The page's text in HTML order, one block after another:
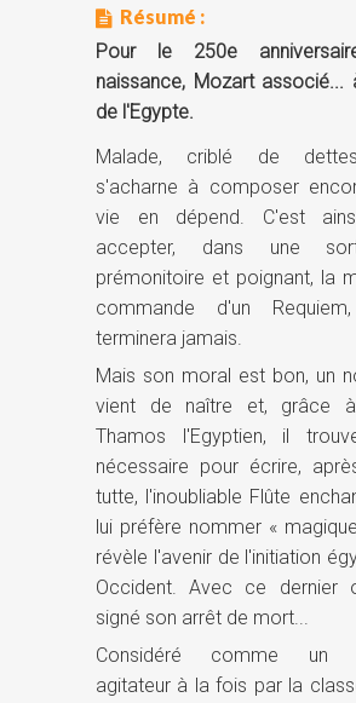
Résumé :
Pour le 250e
naissance, Mozart associé...
de l'Egypte.
Malade, criblé de
s'acharne à composer
vie en dépend. C'est
accepter, dans une
prémonitoire et poignant, la
commande d'un
terminera jamais.
Mais son moral est bon, un
vient de naître et, grâce
Thamos l'Egyptien, il
nécessaire pour écrire,
tutte, l'inoubliable Flûte
lui préfère nommer «
révèle l'avenir de l'initiation
Occident. Avec ce dernier
signé son arrêt de mort...
Considéré comme un
agitateur à la fois par la